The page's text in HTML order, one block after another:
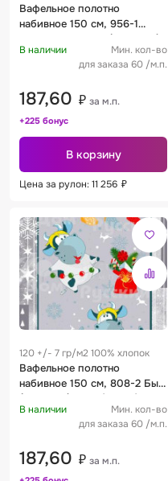
Вафельное полотно
набивное 150 см, 956-1
Счастливый тигр (3 купона)
120 +/- 10 г/м2
В наличии
Мин. кол-во
для заказа 60 /м.п.
187,60 ₽ за м.п.
+225 бонус
В корзину
Цена за рулон: 11 256 ₽
120 +/- 7 гр/м2 100% хлопок
Вафельное полотно
набивное 150 см, 808-2 Бык
(4 купона) 120 +/- 10 г/м2
В наличии
Мин. кол-во
для заказа 60 /м.п.
187,60 ₽ за м.п.